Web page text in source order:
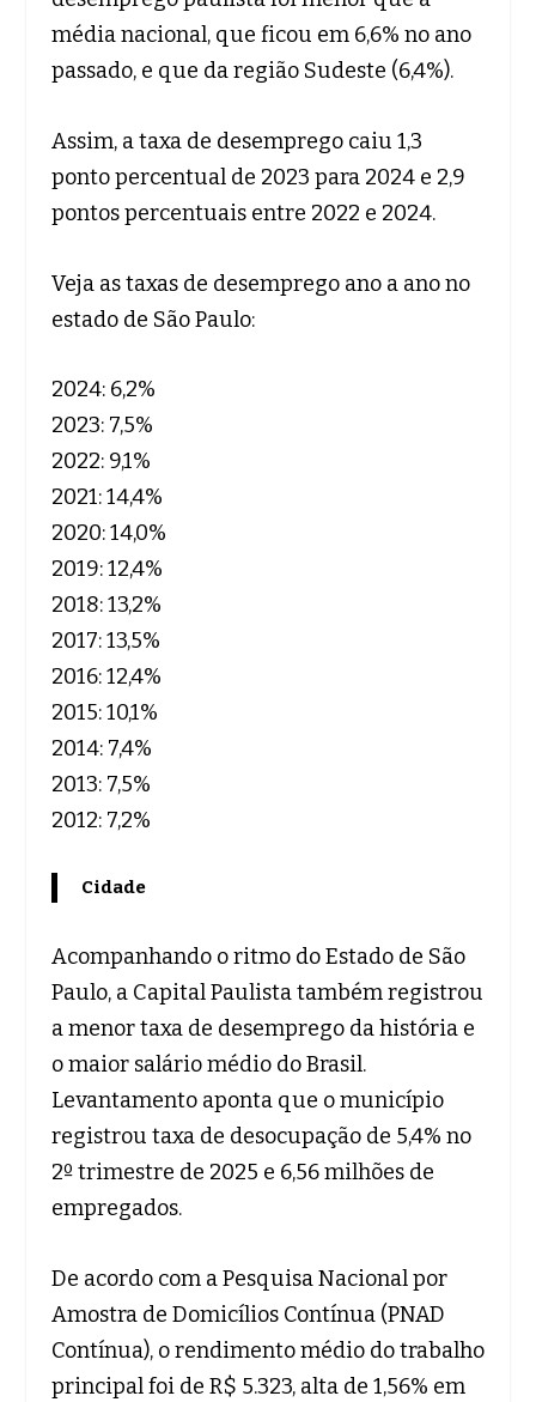
média nacional, que ficou em 6,6% no ano
passado, e que da região Sudeste (6,4%).
Assim, a taxa de desemprego caiu 1,3
ponto percentual de 2023 para 2024 e 2,9
pontos percentuais entre 2022 e 2024.
Veja as taxas de desemprego ano a ano no
estado de São Paulo:
2024: 6,2%
2023: 7,5%
2022: 9,1%
2021: 14,4%
2020: 14,0%
2019: 12,4%
2018: 13,2%
2017: 13,5%
2016: 12,4%
2015: 10,1%
2014: 7,4%
2013: 7,5%
2012: 7,2%
Cidade
Acompanhando o ritmo do Estado de São
Paulo, a Capital Paulista também registrou
a menor taxa de desemprego da história e
o maior salário médio do Brasil.
Levantamento aponta que o município
registrou taxa de desocupação de 5,4% no
2º trimestre de 2025 e 6,56 milhões de
empregados.
De acordo com a Pesquisa Nacional por
Amostra de Domicílios Contínua (PNAD
Contínua), o rendimento médio do trabalho
principal foi de R$ 5.323, alta de 1,56% em